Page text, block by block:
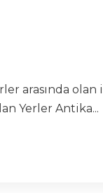
arasında
Yerler Antika...